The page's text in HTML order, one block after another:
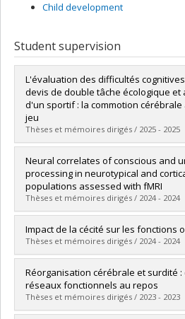
Child development
Student supervision
L'évaluation des difficultés
devis de double tâche écologique et
d'un sportif : la commotion
jeu
Thèses et mémoires dirigés / 2025 - 2025
Graduate :Lavoie, Gabriel
Cycle :Doctoral
Grade :Ph. D.
Lien vers le document dans Papyrus
Neural correlates of conscious and
processing in neurotypical and
populations assessed with fMRI
Thèses et mémoires dirigés / 2024 - 2024
Graduate : MacLean, Michèle W.
Cycle : Doctoral
Grade :Ph. D.
Impact de la cécité sur les fonctions
Thèses et mémoires dirigés / 2024 - 2024
Graduate :Chouinard-Leclaire,
Cycle :Doctoral
Grade :Ph. D.
Lien vers le document dans Papyrus
Réorganisation cérébrale et surdité
réseaux fonctionnels au repos
Thèses et mémoires dirigés / 2023 - 2023